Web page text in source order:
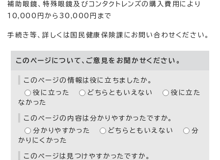
補助眼鏡、特殊眼鏡及びコンタクトレンズの購入費用により
10,000円から30,000円まで
手続き等、詳しくは国民健康保険課にお問い合わせください。
このページについて、ご意見をお聞かせください。
このページの情報は役に立ちましたか。
役に立った
どちらともいえない
役に立た
なかった
このページの内容は分かりやすかったですか。
分かりやすかった
どちらともいえない
分
かりにくかった
このページは見つけやすかったですか。